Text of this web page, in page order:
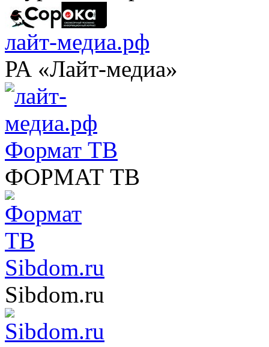
лайт-медиа.рф
РА «Лайт-медиа»
Формат ТВ
ФОРМАТ ТВ
Sibdom.ru
Sibdom.ru